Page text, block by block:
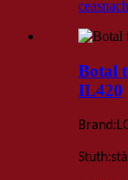
Botal
IL420
Brand:
Stuth: